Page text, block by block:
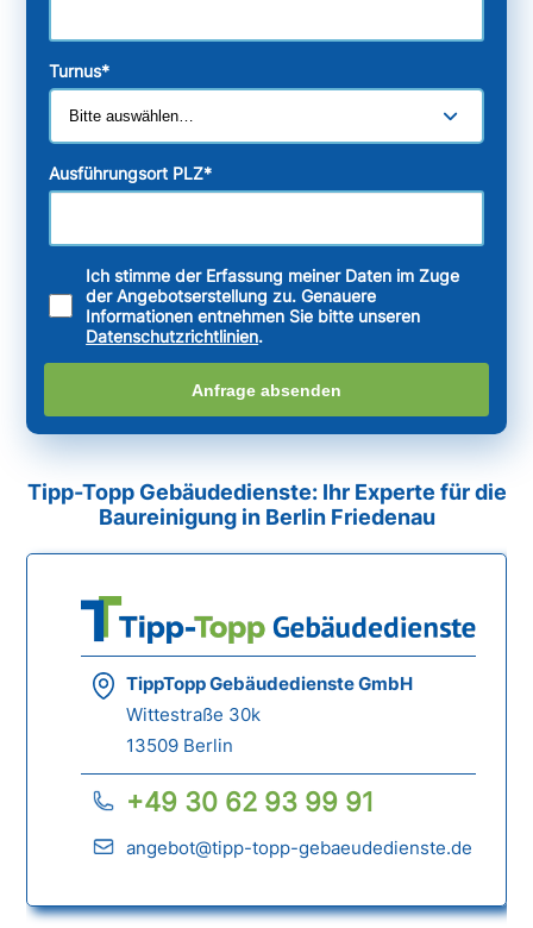
Turnus*
Ausführungsort PLZ*
Ich stimme der Erfassung meiner Daten im Zuge
der Angebotserstellung zu. Genauere
Informationen entnehmen Sie bitte unseren
Datenschutzrichtlinien.
Anfrage absenden
Tipp-Topp Gebäudedienste: Ihr Experte für die
Baureinigung in Berlin Friedenau
TippTopp Gebäudedienste GmbH
Wittestraße 30k
13509 Berlin
+49 30 62 93 99 91
angebot@tipp-topp-gebaeudedienste.de